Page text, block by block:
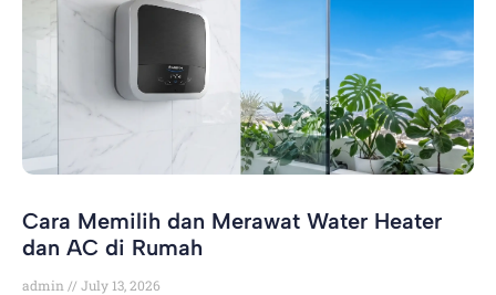
Cara Memilih dan Merawat Water Heater
dan AC di Rumah
admin July 13, 2026